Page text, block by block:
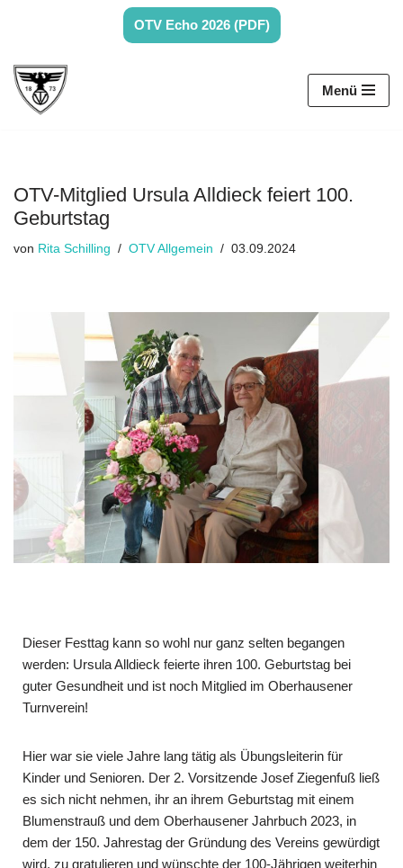
Inhalt
springen
OTV Echo 2026 (PDF)
Menü
OTV-Mitglied Ursula Alldieck feiert 100.
Geburtstag
von Rita Schilling OTV Allgemein 03.09.2024
Dieser Festtag kann so wohl nur ganz selten begangen
werden: Ursula Alldieck feierte ihren 100. Geburtstag bei
guter Gesundheit und ist noch Mitglied im Oberhausener
Turnverein!
Hier war sie viele Jahre lang tätig als Übungsleiterin für
Kinder und Senioren. Der 2. Vorsitzende Josef Ziegenfuß ließ
es sich nicht nehmen, ihr an ihrem Geburtstag mit einem
Blumenstrauß und dem Oberhau­sener Jahrbuch 2023, in
dem der 150. Jahrestag der Gründung des Vereins gewürdigt
wird, zu gratulieren und wünschte der 100-Jährigen weiterhin